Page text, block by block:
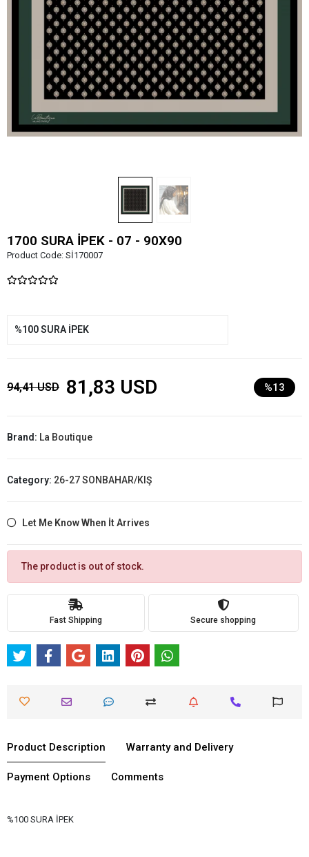
1700 SURA İPEK - 07 - 90X90
Product Code: Sİ170007
%100 SURA İPEK
94,41 USD 81,83 USD %13
Brand: La Boutique
Category: 26-27 SONBAHAR/KIŞ
Let Me Know When İt Arrives
The product is out of stock.
Fast Shipping Secure shopping
Product Description Warranty and Delivery
Payment Options Comments
%100 SURA İPEK